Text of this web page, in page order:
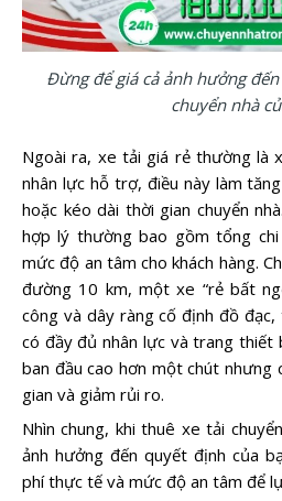
Đừng để giá cả ảnh hưởng
chuyển nhà
Ngoài ra, xe tải giá rẻ thường là
nhân lực hỗ trợ, điều này làm
hoặc kéo dài thời gian chuyển
hợp lý thường bao gồm tổng
mức độ an tâm cho khách hàng.
đường 10 km, một xe “rẻ bất
công và dây ràng cố định đồ
có đầy đủ nhân lực và trang thiết
ban đầu cao hơn một chút nhưng
gian và giảm rủi ro.
Nhìn chung, khi thuê xe tải
ảnh hưởng đến quyết định của
phí thực tế và mức độ an tâm để